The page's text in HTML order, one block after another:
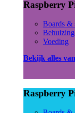
Raspberry
Boards &
Voeding
Bekijk alles
Raspberry